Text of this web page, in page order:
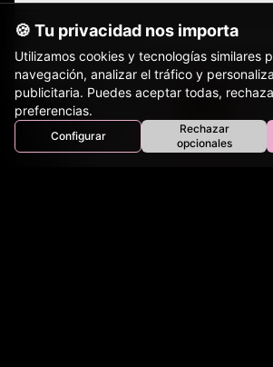
Inicio Perros Tienda
Razas de Perros
Gatos de Raza
Envíos Nacionales
🍪 Tu privacidad nos importa
Utilizamos cookies y tecnologías similares
navegación, analizar el tráfico y
publicitaria. Puedes aceptar todas,
preferencias.
Configurar
Rechazar
opcionales